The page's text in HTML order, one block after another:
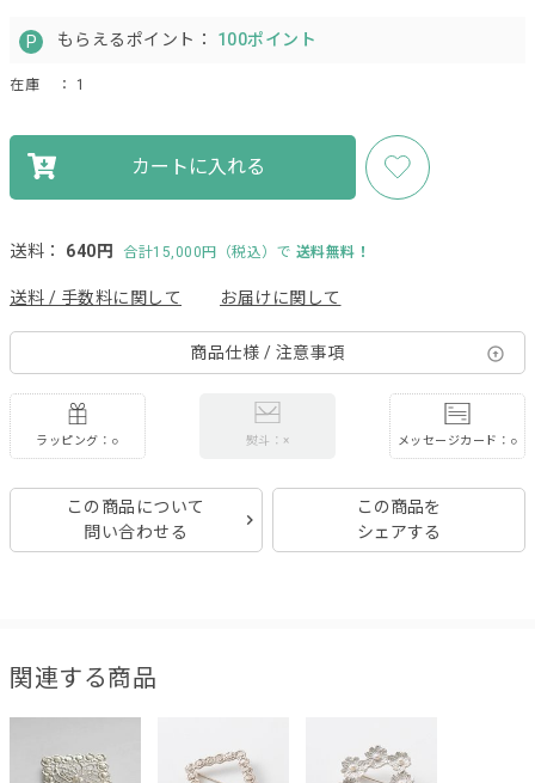
もらえるポイント： 100ポイント
在庫 ： 1
カートに入れる
送料： 640円 合計15,000円（税込）で 送料無料！
送料 / 手数料に関して お届けに関して
商品仕様 / 注意事項
ラッピング：○ 熨斗：× メッセージカード：○
この商品について
問い合わせる
この商品を
シェアする
関連する商品